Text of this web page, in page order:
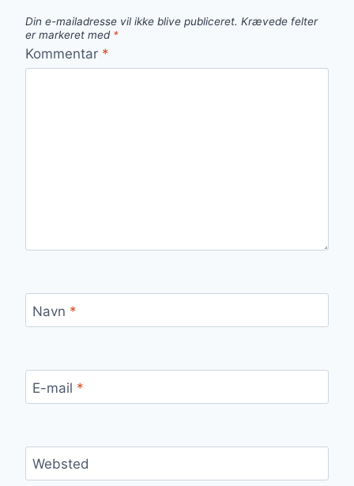
Din e-mailadresse vil ikke blive publiceret. Krævede felter
er markeret med *
Kommentar *
Navn *
E-mail *
Websted